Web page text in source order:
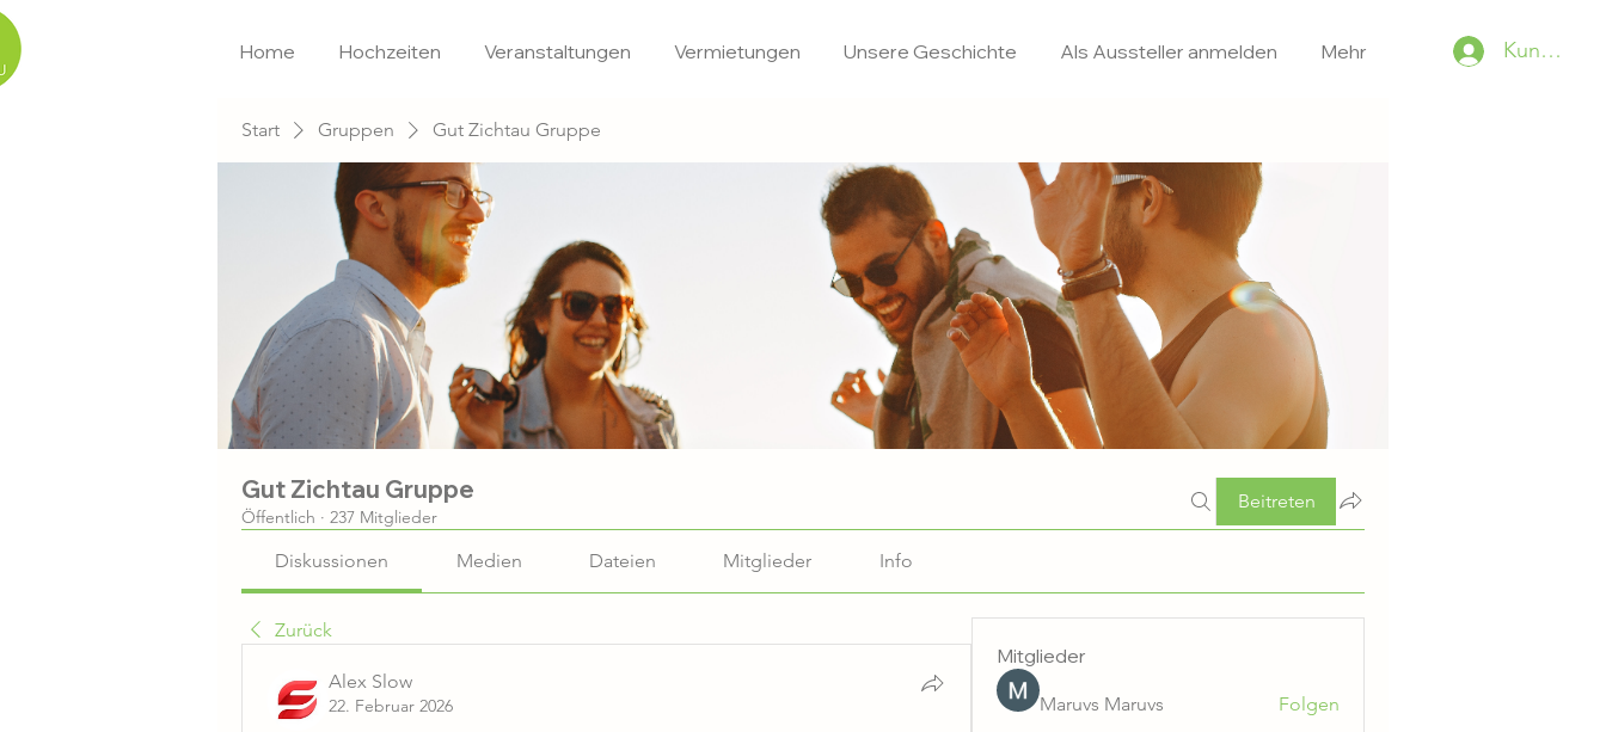
Home Hochzeiten Veranstaltungen Vermietungen Unsere Geschichte Als Aussteller anmelden Mehr
Start Gruppen Gut Zichtau Gruppe
Gut Zichtau Gruppe
Öffentlich · 237 Mitglieder
Beitreten
Diskussionen Medien Dateien Mitglieder Info
Zurück
Alex Slow
22. Februar 2026
Mitglieder
Maruvs Maruvs Folgen